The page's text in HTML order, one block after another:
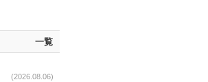
一覧
(2026.08.06)